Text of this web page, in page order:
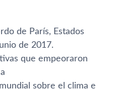
de París, Estados
de 2017.
que empeoraron
sobre el clima e